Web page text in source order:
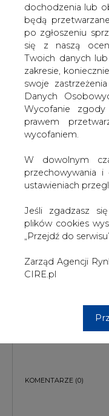
dochodzenia lub
będą
po zgłoszeniu
się z naszą
Twoich danych
zakresie,
swoje
Danych
Wycofanie
prawem
wycofaniem.
W dowolnym
przechowywania
ustawieniach
Jeśli zgadzasz
plików cookies
„Przejdź do
Zarząd Agencji
CIRE.pl
#paliwa #świat
Artykuł powstał
Wydawca portalu
szkoleń
KOMENTARZE
PODPIS
KOMENTARZE (0)